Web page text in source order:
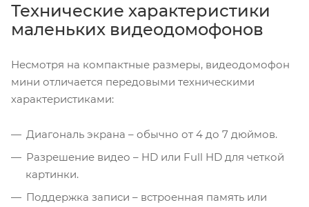
Технические характеристики
маленьких видеодомофонов
Несмотря на компактные размеры, видеодомофон
мини отличается передовыми техническими
характеристиками:
Диагональ экрана – обычно от 4 до 7 дюймов.
Разрешение видео – HD или Full HD для четкой
картинки.
Поддержка записи – встроенная память или